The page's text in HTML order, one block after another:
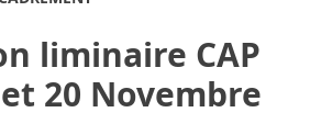
liminaire CAP
20 Novembre